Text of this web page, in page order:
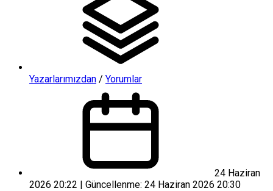
Yazarlarımızdan / Yorumlar
24 Haziran
2026 20:22 | Güncellenme: 24 Haziran 2026 20:30